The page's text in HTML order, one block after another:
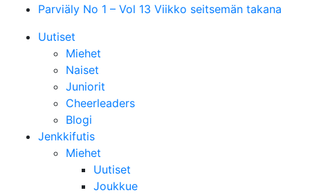
Parviäly No 1 – Vol 13 Viikko seitsemän takana
Uutiset
Miehet
Naiset
Juniorit
Cheerleaders
Blogi
Jenkkifutis
Miehet
Uutiset
Joukkue